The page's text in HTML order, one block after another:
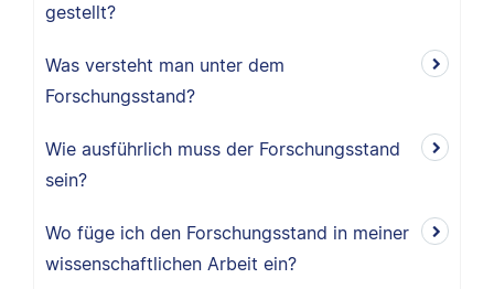
gestellt?
Was versteht man unter dem
Forschungsstand?
Wie ausführlich muss der Forschungsstand
sein?
Wo füge ich den Forschungsstand in meiner
wissenschaftlichen Arbeit ein?